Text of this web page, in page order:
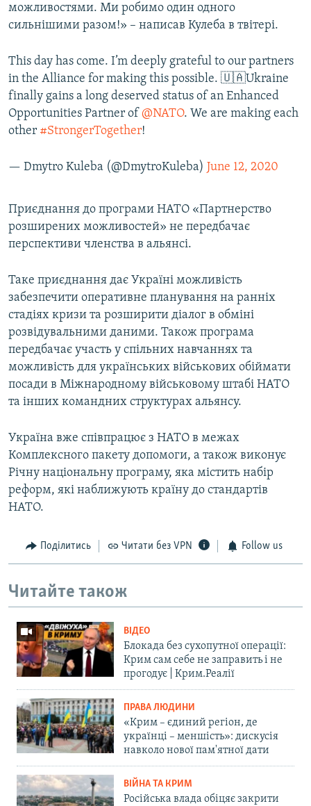
можливостями. Ми робимо один одного
сильнішими разом!» – написав Кулеба в твітері.
This day has come. I’m deeply grateful to our partners
in the Alliance for making this possible. 🇺🇦Ukraine
finally gains a long deserved status of an Enhanced
Opportunities Partner of @NATO. We are making each
other #StrongerTogether!
— Dmytro Kuleba (@DmytroKuleba) June 12, 2020
Приєднання до програми НАТО «Партнерство
розширених можливостей» не передбачає
перспективи членства в альянсі.
Таке приєднання дає Україні можливість
забезпечити оперативне планування на ранніх
стадіях кризи та розширити діалог в обміні
розвідувальними даними. Також програма
передбачає участь у спільних навчаннях та
можливість для українських військових обіймати
посади в Міжнародному військовому штабі НАТО
та інших командних структурах альянсу.
Україна вже співпрацює з НАТО в межах
Комплексного пакету допомоги, а також виконує
Річну національну програму, яка містить набір
реформ, які наближують країну до стандартів
НАТО.
Поділитись Читати без VPN Follow us
Читайте також
ВІДЕО
Блокада без сухопутної операції:
Крим сам себе не заправить і не
прогодує | Крим.Реалії
ПРАВА ЛЮДИНИ
«Крим – єдиний регіон, де
українці – меншість»: дискусія
навколо нової пам'ятної дати
ВІЙНА ТА КРИМ
Російська влада обіцяє закрити